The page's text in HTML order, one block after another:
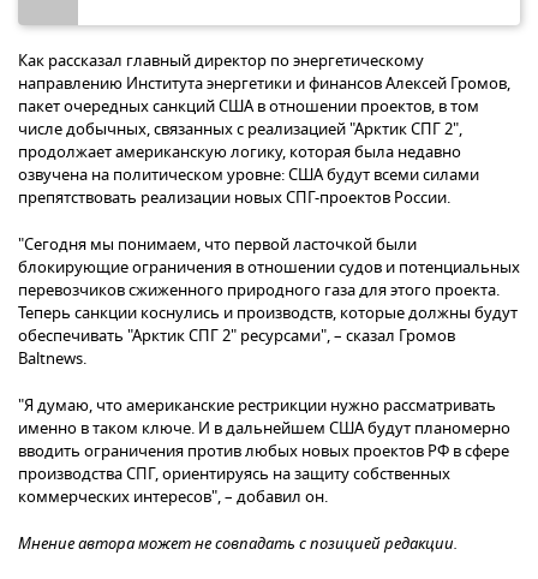
Как рассказал главный директор по энергетическому
направлению Института энергетики и финансов Алексей Громов,
пакет очередных санкций США в отношении проектов, в том
числе добычных, связанных с реализацией "Арктик СПГ 2",
продолжает американскую логику, которая была недавно
озвучена на политическом уровне: США будут всеми силами
препятствовать реализации новых СПГ-проектов России.
"Сегодня мы понимаем, что первой ласточкой были
блокирующие ограничения в отношении судов и потенциальных
перевозчиков сжиженного природного газа для этого проекта.
Теперь санкции коснулись и производств, которые должны будут
обеспечивать "Арктик СПГ 2" ресурсами", – сказал Громов
Baltnews.
"Я думаю, что американские рестрикции нужно рассматривать
именно в таком ключе. И в дальнейшем США будут планомерно
вводить ограничения против любых новых проектов РФ в сфере
производства СПГ, ориентируясь на защиту собственных
коммерческих интересов", – добавил он.
Мнение автора может не совпадать с позицией редакции.